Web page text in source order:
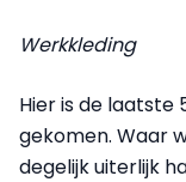
Werkkleding
Hier is de laatste
gekomen. Waar
degelijk uiterlijk